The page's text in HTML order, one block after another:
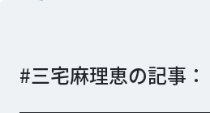
#三宅麻理恵の記事：